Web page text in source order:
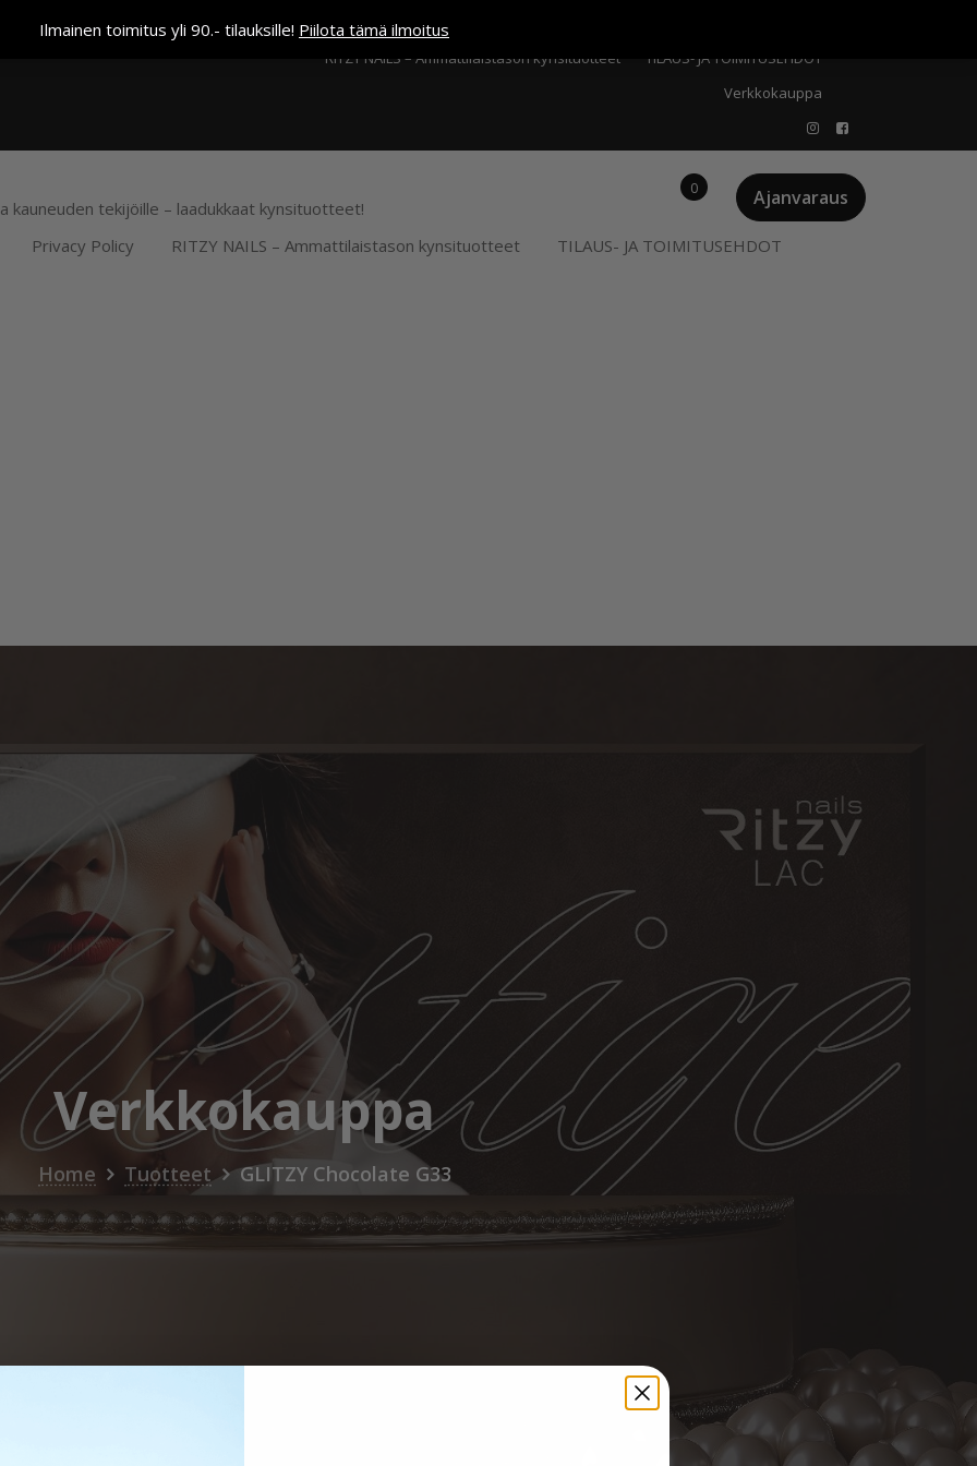
Ilmainen toimitus yli 90.- tilauksille! Piilota tämä ilmoitusKassa
RITZY NAILS – Ammattilaistason kynsituotteet
TILAUS- JA TOIMITUSEHDOT
Verkkokauppa
kauneuden tekijöille – laadukkaat kynsituotteet! Ajanvaraus
0
Privacy Policy RITZY NAILS – Ammattilaistason kynsituotteet TILAUS- JA TOIMITUSEHDOT
Verkkokauppa
Home Tuotteet GLITZY Chocolate G33